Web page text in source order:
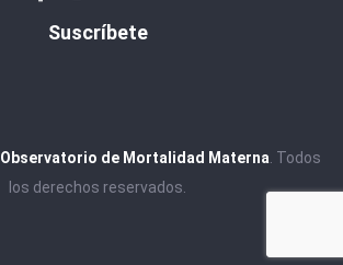
Suscríbete
Observatorio de Mortalidad Materna . Todos
los derechos reservados.